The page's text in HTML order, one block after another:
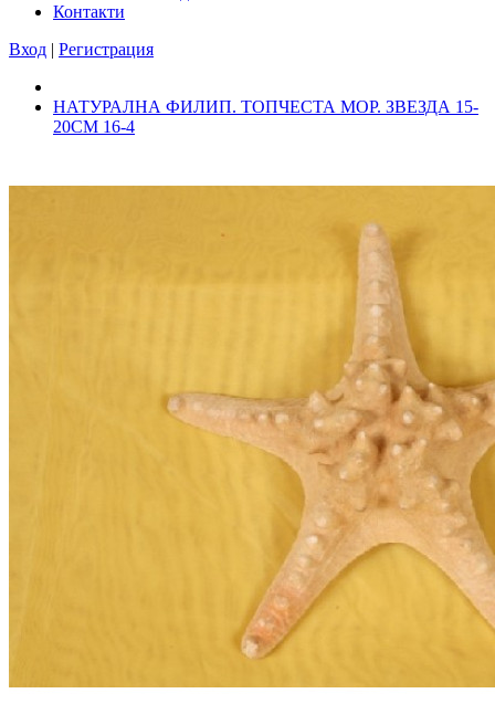
Контакти
Вход | Регистрация
НАТУРАЛНА ФИЛИП. ТОПЧЕСТА МОР. ЗВЕЗДА 15-
20СМ 16-4